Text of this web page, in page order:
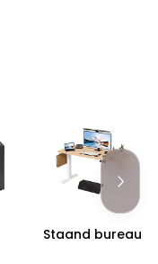
Staand bureau